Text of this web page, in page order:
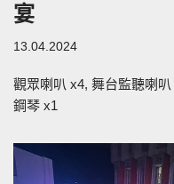
宴
13.04.2024
觀眾喇叭 x4, 舞台監聽喇
鋼琴 x1